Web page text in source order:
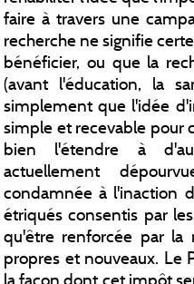
faire à travers une
recherche ne signifie
bénéficier, ou que la
(avant l'éducation, la
simplement que l'idée
simple et recevable pour
bien l'étendre à
actuellement
condamnée à l'inaction
étriqués consentis par
qu'être renforcée par
propres et nouveaux. Le
la façon dont cet impôt